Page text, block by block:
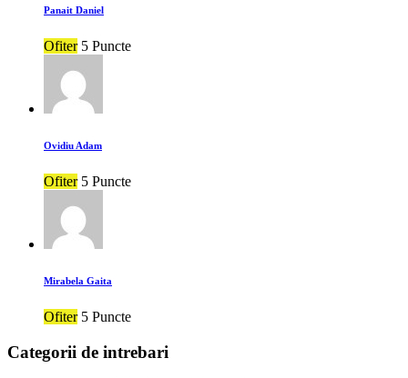
Panait Daniel
Ofiter 5 Puncte
Ovidiu Adam
Ofiter 5 Puncte
Mirabela Gaita
Ofiter 5 Puncte
Categorii de intrebari